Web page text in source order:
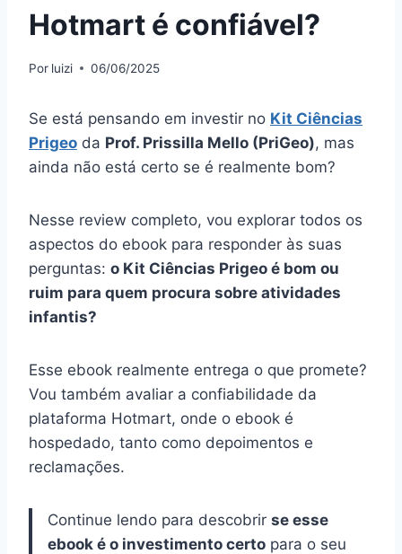
Hotmart é confiável?
Por luizi 06/06/2025
Se está pensando em investir no Kit Ciências
Prigeo da Prof. Prissilla Mello (PriGeo), mas
ainda não está certo se é realmente bom?
Nesse review completo, vou explorar todos os
aspectos do ebook para responder às suas
perguntas: o Kit Ciências Prigeo é bom ou
ruim para quem procura sobre atividades
infantis?
Esse ebook realmente entrega o que promete?
Vou também avaliar a confiabilidade da
plataforma Hotmart, onde o ebook é
hospedado, tanto como depoimentos e
reclamações.
Continue lendo para descobrir se esse
ebook é o investimento certo para o seu